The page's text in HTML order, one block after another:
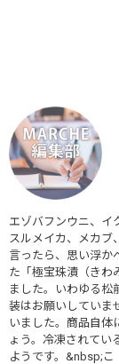
エゾバフンウニ、イ
スルメイカ、メカブ
言ったら、思い浮か
た「極宝珠漬（きわ
ました。いわゆる松
装はお願いしていま
いました。商品自体
ょう。冷凍されてい
ようです。&nbsp;こ